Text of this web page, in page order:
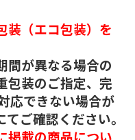
（エコ包装）を
が異なる場合の
包装のご指定、完
応できない場合が
ご確認ください。
掲載の商品につい